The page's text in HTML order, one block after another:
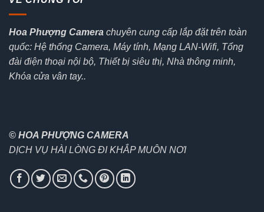
Hoa Phượng Camera chuyên cung cấp lắp đặt trên toàn
quốc: Hệ thống Camera, Máy tính, Mạng LAN-Wifi, Tổng
đài điện thoại nội bộ, Thiết bị siêu thị, Nhà thông minh,
Khóa cửa vân tay..
© HOA PHƯỢNG CAMERA
DỊCH VỤ HÀI LÒNG ĐI KHẮP MUÔN NƠI